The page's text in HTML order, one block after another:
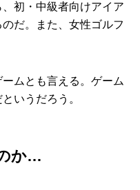
初・中級者向けアイア
だ。また、女性ゴルフ
ムとも言える。ゲーム
いうだろう。
か…